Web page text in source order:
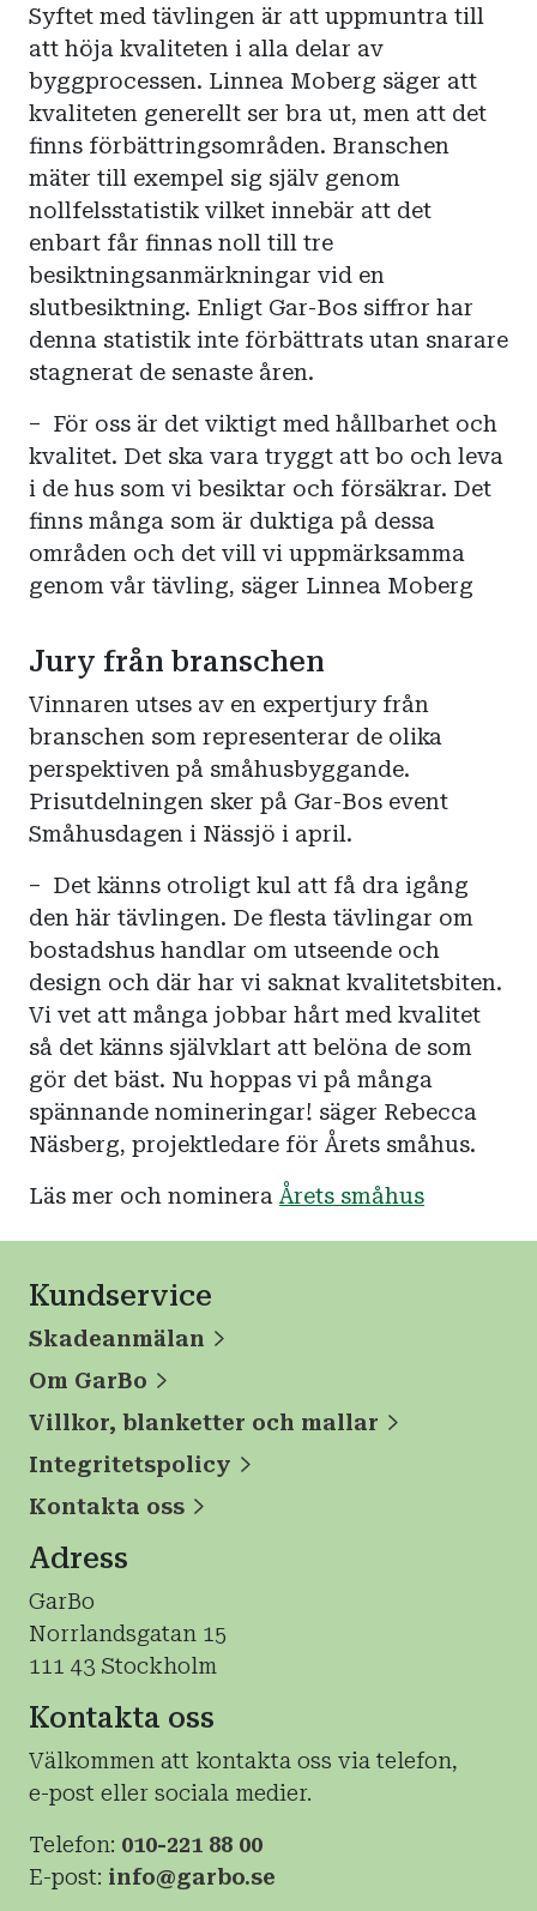
Syftet med tävlingen är att uppmuntra till
att höja kvaliteten i alla delar av
byggprocessen. Linnea Moberg säger att
kvaliteten generellt ser bra ut, men att det
finns förbättringsområden. Branschen
mäter till exempel sig själv genom
nollfelsstatistik vilket innebär att det
enbart får finnas noll till tre
besiktningsanmärkningar vid en
slutbesiktning. Enligt Gar-Bos siffror har
denna statistik inte förbättrats utan snarare
stagnerat de senaste åren.
– För oss är det viktigt med hållbarhet och
kvalitet. Det ska vara tryggt att bo och leva
i de hus som vi besiktar och försäkrar. Det
finns många som är duktiga på dessa
områden och det vill vi uppmärksamma
genom vår tävling, säger Linnea Moberg
Jury från branschen
Vinnaren utses av en expertjury från
branschen som representerar de olika
perspektiven på småhusbyggande.
Prisutdelningen sker på Gar-Bos event
Småhusdagen i Nässjö i april.
– Det känns otroligt kul att få dra igång
den här tävlingen. De flesta tävlingar om
bostadshus handlar om utseende och
design och där har vi saknat kvalitetsbiten.
Vi vet att många jobbar hårt med kvalitet
så det känns självklart att belöna de som
gör det bäst. Nu hoppas vi på många
spännande nomineringar! säger Rebecca
Näsberg, projektledare för Årets småhus.
Läs mer och nominera Årets småhus
Kundservice
Skadeanmälan
Om GarBo
Villkor, blanketter och mallar
Integritetspolicy
Kontakta oss
Adress
GarBo
Norrlandsgatan 15
111 43 Stockholm
Kontakta oss
Välkommen att kontakta oss via telefon,
e-post eller sociala medier.
Telefon: 010-221 88 00
E-post: info@garbo.se